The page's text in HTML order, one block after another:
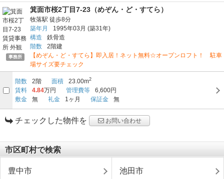
事務所
箕面市桜2丁目7-23（めぞん・ど・すてら）
牧落駅 徒歩8分
築年月
1995年03月 (築31年)
構造
鉄骨造
階数
2階建
【めぞん・ど・すてら】即入居！ネット無料☆オープンロフト！ 駐車
場サイズ要チェック
階数 2階 面積 23.00m2
賃料 4.84万円 管理費等
6,600円
敷金
無 礼金 1ヶ月 保証金 無
チェックした物件を お問い合わせ
市区町村で検索
豊中市 池田市